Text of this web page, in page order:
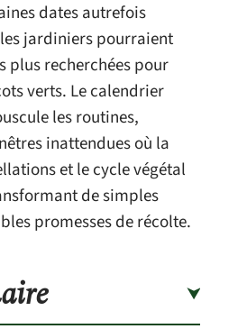
dates autrefois
jardiniers pourraient
plus recherchées pour
verts. Le calendrier
les routines,
inattendues où la
et le cycle végétal
de simples
promesses de récolte.